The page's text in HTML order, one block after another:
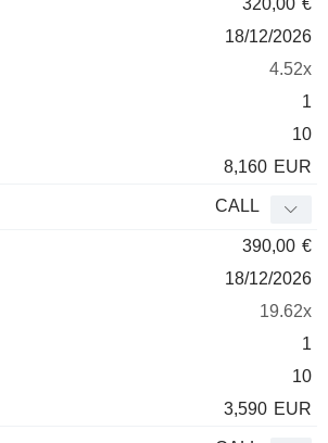
320,00 €
18/12/2026
4.52x
1
10
8,160 EUR
CALL
390,00 €
18/12/2026
19.62x
1
10
3,590 EUR